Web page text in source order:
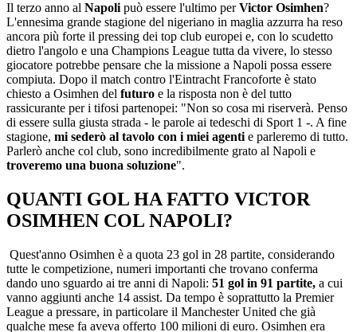
Il terzo anno al Napoli può essere l'ultimo perVictor Osimhen?
L'ennesima grande stagione del nigeriano in maglia azzurra ha reso
ancora più forte il pressing dei top club europei e, con lo scudetto
dietro l'angolo e una Champions League tutta da vivere, lo stesso
giocatore potrebbe pensare che la missione a Napoli possa essere
compiuta. Dopo il match contro l'Eintracht Francoforte è stato
chiesto a Osimhen del futuro e la risposta non è del tutto
rassicurante per i tifosi partenopei: "Non so cosa mi riserverà. Penso
di essere sulla giusta strada - le parole ai tedeschi di Sport 1 -. A fine
stagione, mi sederò al tavolo con i miei agenti e parleremo di tutto.
Parlerò anche col club, sono incredibilmente grato al Napoli e
troveremo una buona soluzione".
QUANTI GOL HA FATTO VICTOR
OSIMHEN COL NAPOLI?
Quest'anno Osimhen è a quota 23 gol in 28 partite, considerando
tutte le competizione, numeri importanti che trovano conferma
dando uno sguardo ai tre anni di Napoli: 51 gol in 91 partite, a cui
vanno aggiunti anche 14 assist. Da tempo è soprattutto la Premier
League a pressare, in particolare il Manchester United che già
qualche mese fa aveva offerto 100 milioni di euro. Osimhen era